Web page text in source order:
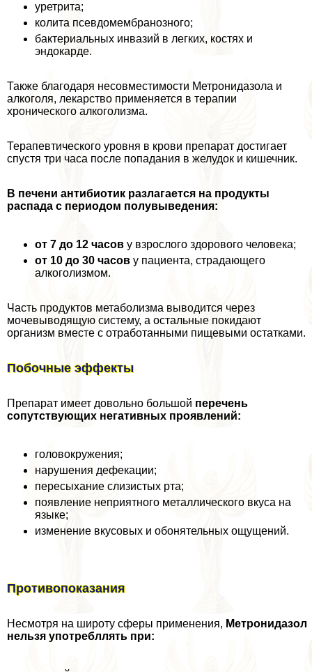
уретрита;
колита псевдомембранозного;
бактериальных инвазий в легких, костях и
эндокарде.
Также благодаря несовместимости Метронидазола и
алкоголя, лекарство применяется в терапии
хронического алкоголизма.
Терапевтического уровня в крови препарат достигает
спустя три часа после попадания в желудок и кишечник.
В печени антибиотик разлагается на продукты
распада с периодом полувыведения:
от 7 до 12 часов у взрослого здорового человека;
от 10 до 30 часов у пациента, страдающего
алкоголизмом.
Часть продуктов метаболизма выводится через
мочевыводящую систему, а остальные покидают
организм вместе с отработанными пищевыми остатками.
Побочные эффекты
Препарат имеет довольно большой перечень
сопутствующих негативных проявлений:
головокружения;
нарушения дефекации;
пересыхание слизистых рта;
появление неприятного металлического вкуса на
языке;
изменение вкусовых и обонятельных ощущений.
Противопоказания
Несмотря на широту сферы применения, Метронидазол
нельзя употрeбллять при: